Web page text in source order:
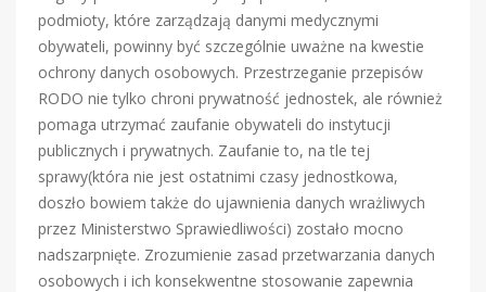
podmioty, które zarządzają danymi medycznymi
obywateli, powinny być szczególnie uważne na kwestie
ochrony danych osobowych. Przestrzeganie przepisów
RODO nie tylko chroni prywatność jednostek, ale również
pomaga utrzymać zaufanie obywateli do instytucji
publicznych i prywatnych. Zaufanie to, na tle tej
sprawy(która nie jest ostatnimi czasy jednostkowa,
doszło bowiem także do ujawnienia danych wrażliwych
przez Ministerstwo Sprawiedliwości) zostało mocno
nadszarpnięte. Zrozumienie zasad przetwarzania danych
osobowych i ich konsekwentne stosowanie zapewnia